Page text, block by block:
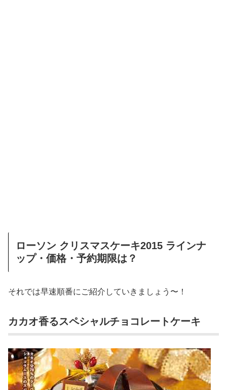
ローソン クリスマスケーキ2015 ラインナ
ップ・価格・予約期限は？
それでは早速順番にご紹介していきましょう〜！
カカオ香るスペシャルチョコレートケーキ